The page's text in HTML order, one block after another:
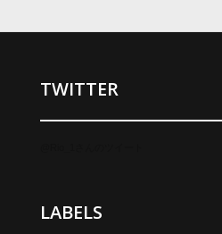
TWITTER
LABELS